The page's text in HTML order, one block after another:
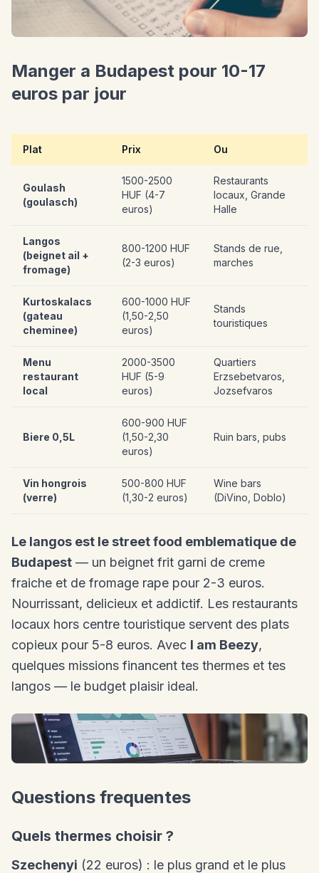
Manger a Budapest pour 10-17
euros par jour
Plat Prix Ou
Goulash
(goulasch)
1500-2500
HUF (4-7
euros)
Restaurants
locaux, Grande
Halle
Langos
(beignet ail +
fromage)
800-1200 HUF
(2-3 euros)
Stands de rue,
marches
Kurtoskalacs
(gateau
cheminee)
600-1000 HUF
(1,50-2,50
euros)
Stands
touristiques
Menu
restaurant
local
2000-3500
HUF (5-9
euros)
Quartiers
Erzsebetvaros,
Jozsefvaros
Biere 0,5L
600-900 HUF
(1,50-2,30
euros)
Ruin bars, pubs
Vin hongrois
(verre)
500-800 HUF
(1,30-2 euros)
Wine bars
(DiVino, Doblo)
Le langos est le street food emblematique de
Budapest — un beignet frit garni de creme
fraiche et de fromage rape pour 2-3 euros.
Nourrissant, delicieux et addictif. Les restaurants
locaux hors centre touristique servent des plats
copieux pour 5-8 euros. Avec I am Beezy,
quelques missions financent tes thermes et tes
langos — le budget plaisir ideal.
Questions frequentes
Quels thermes choisir ?
Szechenyi (22 euros) : le plus grand et le plus